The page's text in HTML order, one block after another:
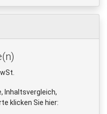
Inhaltsvergleich,
klicken Sie hier: